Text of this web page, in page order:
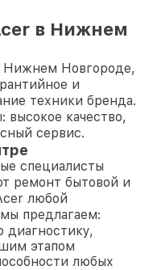
в Нижнем
Новгороде,
и
техники бренда.
качество,
сервис.
специалисты
ремонт бытовой и
любой
предлагаем:
диагностику,
этапом
любых